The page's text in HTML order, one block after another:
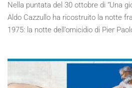
Nella puntata del 30 ottobre di “Una
Aldo Cazzullo ha ricostruito la notte
1975: la notte dell’omicidio di Pier